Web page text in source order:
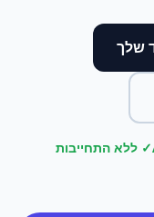
✓ ללא התחייבות